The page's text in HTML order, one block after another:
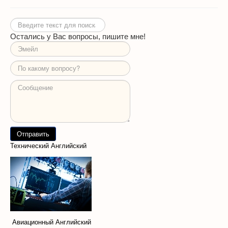
Искать...
Остались у Вас вопросы, пишите мне!
Технический Английский
Авиационный Английский